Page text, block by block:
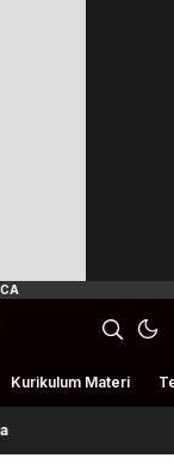
Kurikulum Materi